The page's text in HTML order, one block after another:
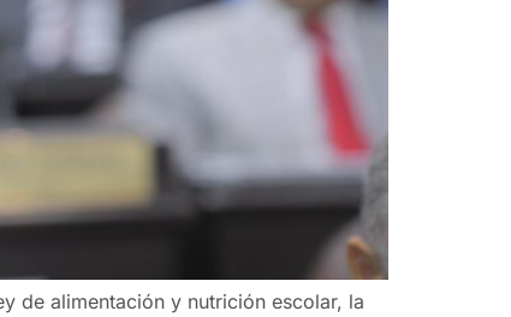
de alimentación y nutrición escolar, la